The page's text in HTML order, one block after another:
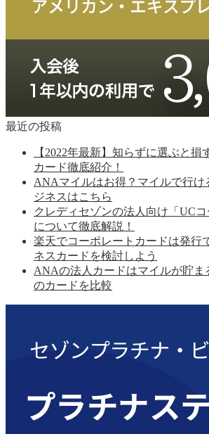
最近の投稿
【2022年最新】知らずに選ぶと損
カード徹底紹介！
ANAマイルはお得？マイルで行け
ジネスはこちら
クレディセゾンの法人向け「UCコ
について徹底解説！
楽天でコーポレートカードは発行
ネスカードを検討しよう
ANAの法人カードはマイルが貯ま
のカードを比較